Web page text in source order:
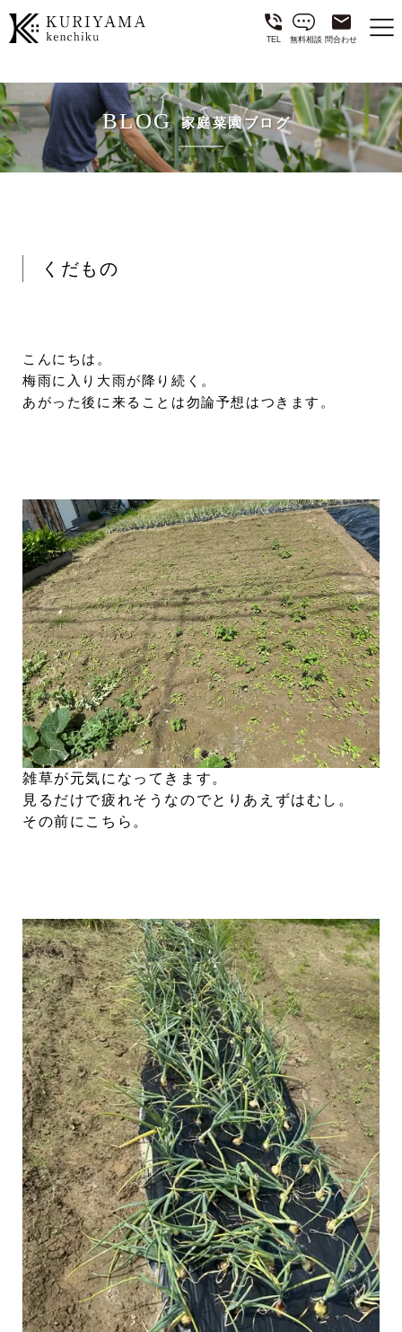
TEL 無料相談 問合わせ
BLOG 家庭菜園ブログ
くだもの
こんにちは。
梅雨に入り大雨が降り続く。
あがった後に来ることは勿論予想はつきます。
雑草が元気になってきます。
見るだけで疲れそうなのでとりあえずはむし。
その前にこちら。